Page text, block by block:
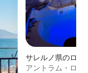
サレルノ県のロフ
アントラム・ロフ